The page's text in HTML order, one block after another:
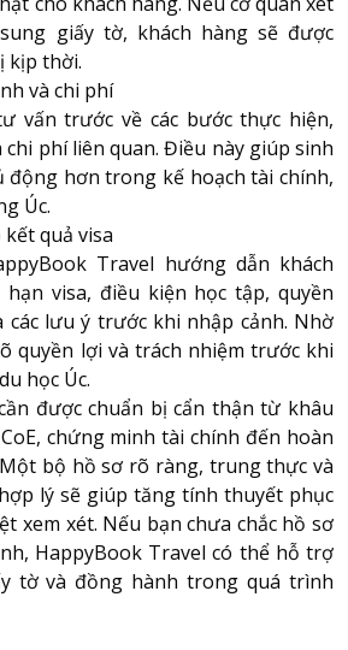
giấy tờ, khách hàng sẽ được
kịp thời.
và chi phí
vấn trước về các bước thực hiện,
phí liên quan. Điều này giúp sinh
động hơn trong kế hoạch tài chính,
Úc.
quả visa
Travel hướng dẫn khách
visa, điều kiện học tập, quyền
các lưu ý trước khi nhập cảnh. Nhờ
quyền lợi và trách nhiệm trước khi
học Úc.
được chuẩn bị cẩn thận từ khâu
chứng minh tài chính đến hoàn
bộ hồ sơ rõ ràng, trung thực và
lý sẽ giúp tăng tính thuyết phục
xem xét. Nếu bạn chưa chắc hồ sơ
HappyBook Travel có thể hỗ trợ
tờ và đồng hành trong quá trình